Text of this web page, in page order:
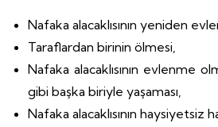
Nafaka alacaklısının yeniden
Taraflardan birinin ölmesi,
Nafaka alacaklısının evlenme
gibi başka biriyle yaşaması,
Nafaka alacaklısının haysiyetsiz